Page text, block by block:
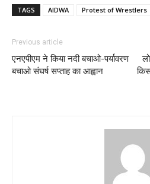
TAGS AIDWA Protest of Wrestlers
Previous article
एनएपीएम ने किया नदी बचाओ-पर्यावरण
बचाओ संघर्ष सप्ताह का आह्वान